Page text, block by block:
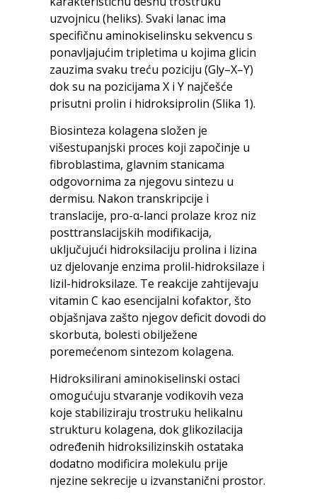
uzvojnicu (heliks). Svaki lanac ima
specifičnu aminokiselinsku sekvencu s
ponavljajućim tripletima u kojima glicin
zauzima svaku treću poziciju (Gly–X–Y)
dok su na pozicijama X i Y najčešće
prisutni prolin i hidroksiprolin (Slika 1).
Biosinteza kolagena složen je
višestupanjski proces koji započinje u
fibroblastima, glavnim stanicama
odgovornima za njegovu sintezu u
dermisu. Nakon transkripcije i
translacije, pro-α-lanci prolaze kroz niz
posttranslacijskih modifikacija,
uključujući hidroksilaciju prolina i lizina
uz djelovanje enzima prolil-hidroksilaze i
lizil-hidroksilaze. Te reakcije zahtijevaju
vitamin C kao esencijalni kofaktor, što
objašnjava zašto njegov deficit dovodi do
skorbuta, bolesti obilježene
poremećenom sintezom kolagena.
Hidroksilirani aminokiselinski ostaci
omogućuju stvaranje vodikovih veza
koje stabiliziraju trostruku helikalnu
strukturu kolagena, dok glikozilacija
određenih hidroksilizinskih ostataka
dodatno modificira molekulu prije
njezine sekrecije u izvanstanični prostor.